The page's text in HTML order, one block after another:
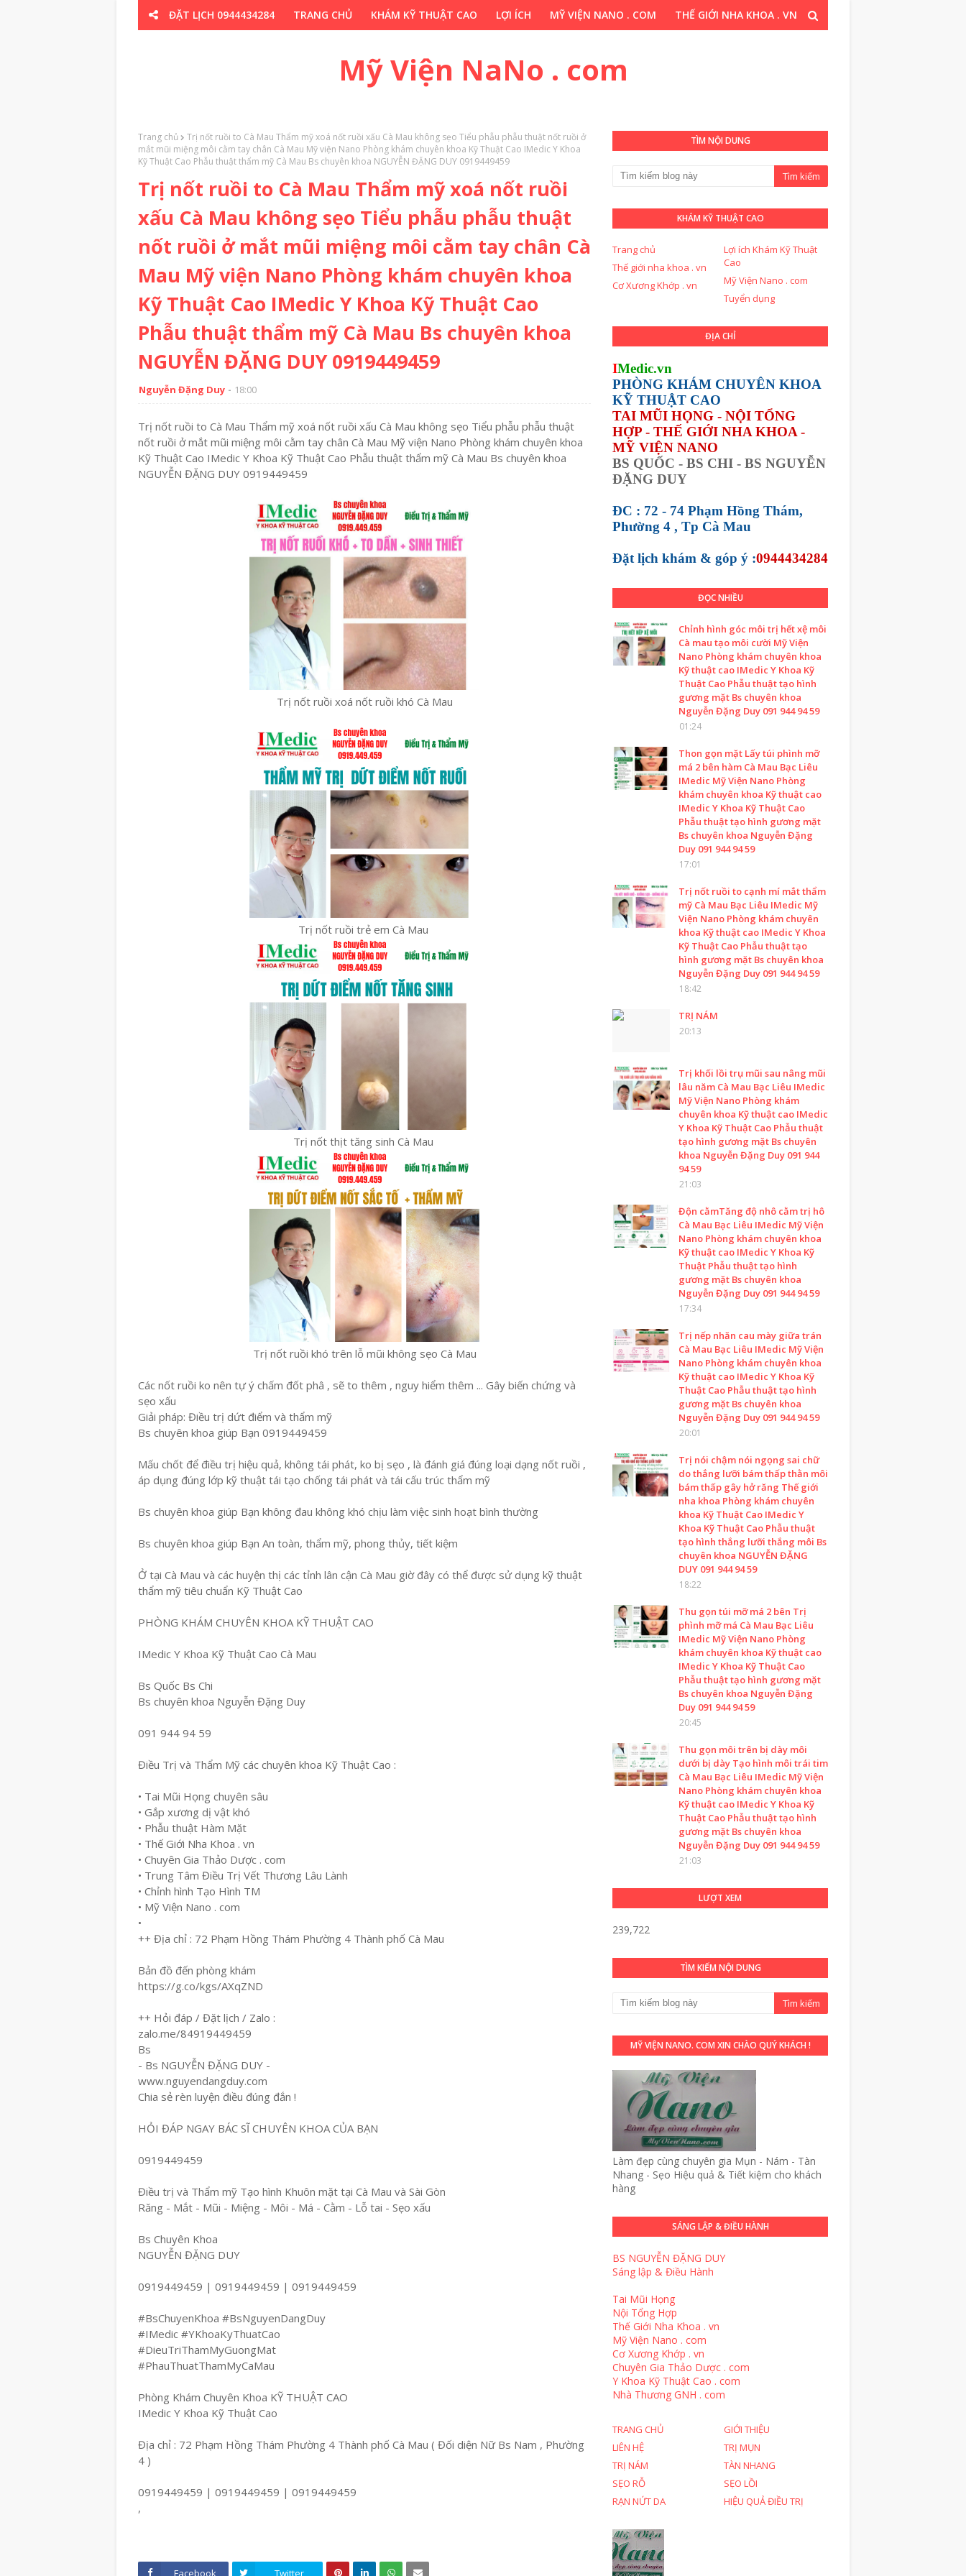
ĐẶT LỊCH 0944434284 TRANG CHỦ KHÁM KỸ THUẬT CAO LỢI ÍCH MỸ VIỆN NANO . COM THẾ GIỚI NHA KHOA . VN
Mỹ Viện NaNo . com
Trang chủ
Trị nốt ruồi to Cà Mau Thẩm mỹ xoá nốt ruồi xấu Cà Mau không sẹo Tiểu phẫu phẫu thuật nốt ruồi ở
mắt mũi miệng môi cằm tay chân Cà Mau Mỹ viện Nano Phòng khám chuyên khoa Kỹ Thuật Cao IMedic Y Khoa
Kỹ Thuật Cao Phẫu thuật thẩm mỹ Cà Mau Bs chuyên khoa NGUYỄN ĐẶNG DUY 0919449459
Trị nốt ruồi to Cà Mau Thẩm mỹ xoá nốt ruồi
xấu Cà Mau không sẹo Tiểu phẫu phẫu thuật
nốt ruồi ở mắt mũi miệng môi cằm tay chân Cà
Mau Mỹ viện Nano Phòng khám chuyên khoa
Kỹ Thuật Cao IMedic Y Khoa Kỹ Thuật Cao
Phẫu thuật thẩm mỹ Cà Mau Bs chuyên khoa
NGUYỄN ĐẶNG DUY 0919449459
Nguyễn Đặng Duy 18:00
Trị nốt ruồi to Cà Mau Thẩm mỹ xoá nốt ruồi xấu Cà Mau không sẹo Tiểu phẫu phẫu thuật
nốt ruồi ở mắt mũi miệng môi cằm tay chân Cà Mau Mỹ viện Nano Phòng khám chuyên khoa
Kỹ Thuật Cao IMedic Y Khoa Kỹ Thuật Cao Phẫu thuật thẩm mỹ Cà Mau Bs chuyên khoa
NGUYỄN ĐẶNG DUY 0919449459
Trị nốt ruồi xoá nốt ruồi khó Cà Mau
Trị nốt ruồi trẻ em Cà Mau
Trị nốt thịt tăng sinh Cà Mau
Trị nốt ruồi khó trên lỗ mũi không sẹo Cà Mau
Các nốt ruồi ko nên tự ý chấm đốt phâ , sẽ to thêm , nguy hiểm thêm ... Gây biến chứng và
sẹo xấu
Giải pháp: Điều trị dứt điểm và thẩm mỹ
Bs chuyên khoa giúp Bạn 0919449459
Mấu chốt để điều trị hiệu quả, không tái phát, ko bị sẹo , là đánh giá đúng loại dạng nốt ruồi ,
áp dụng đúng lớp kỹ thuật tái tạo chống tái phát và tái cấu trúc thẩm mỹ
Bs chuyên khoa giúp Bạn không đau không khó chịu làm việc sinh hoạt bình thường
Bs chuyên khoa giúp Bạn An toàn, thẩm mỹ, phong thủy, tiết kiệm
Ở tại Cà Mau và các huyện thị các tỉnh lân cận Cà Mau giờ đây có thể được sử dụng kỹ thuật
thẩm mỹ tiêu chuẩn Kỹ Thuật Cao
PHÒNG KHÁM CHUYÊN KHOA KỸ THUẬT CAO
IMedic Y Khoa Kỹ Thuật Cao Cà Mau
Bs Quốc Bs Chi
Bs chuyên khoa Nguyễn Đặng Duy
091 944 94 59
Điều Trị và Thẩm Mỹ các chuyên khoa Kỹ Thuật Cao :
• Tai Mũi Họng chuyên sâu
• Gắp xương dị vật khó
• Phẫu thuật Hàm Mặt
• Thế Giới Nha Khoa . vn
• Chuyên Gia Thảo Dược . com
• Trung Tâm Điều Trị Vết Thương Lâu Lành
• Chỉnh hình Tạo Hình TM
• Mỹ Viện Nano . com
•
++ Địa chỉ : 72 Phạm Hồng Thám Phường 4 Thành phố Cà Mau
Bản đồ đến phòng khám
https://g.co/kgs/AXqZND
++ Hỏi đáp / Đặt lịch / Zalo :
zalo.me/84919449459
Bs
- Bs NGUYỄN ĐẶNG DUY -
www.nguyendangduy.com
Chia sẻ rèn luyện điều đúng đắn !
HỎI ĐÁP NGAY BÁC SĨ CHUYÊN KHOA CỦA BẠN
0919449459
Điều trị và Thẩm mỹ Tạo hình Khuôn mặt tại Cà Mau và Sài Gòn
Răng - Mắt - Mũi - Miệng - Môi - Má - Cằm - Lỗ tai - Sẹo xấu
Bs Chuyên Khoa
NGUYỄN ĐẶNG DUY
0919449459 | 0919449459 | 0919449459
#BsChuyenKhoa #BsNguyenDangDuy
#IMedic #YKhoaKyThuatCao
#DieuTriThamMyGuongMat
#PhauThuatThamMyCaMau
Phòng Khám Chuyên Khoa KỸ THUẬT CAO
IMedic Y Khoa Kỹ Thuật Cao
Địa chỉ : 72 Phạm Hồng Thám Phường 4 Thành phố Cà Mau ( Đối diện Nữ Bs Nam , Phường
4 )
0919449459 | 0919449459 | 0919449459
,
Facebook Twitter
TÌM NỘI DUNG
KHÁM KỸ THUẬT CAO
Trang chủ
Lợi ích Khám Kỹ Thuật
Cao
Thế giới nha khoa . vn
Mỹ Viện Nano . com
Cơ Xương Khớp . vn
Tuyển dụng
ĐỊA CHỈ
IMedic.vn
PHÒNG KHÁM CHUYÊN KHOA
KỸ THUẬT CAO
TAI MŨI HỌNG - NỘI TỔNG
HỢP - THẾ GIỚI NHA KHOA -
MỸ VIỆN NANO
BS QUỐC - BS CHI - BS NGUYỄN
ĐẶNG DUY
ĐC : 72 - 74 Phạm Hồng Thám,
Phường 4 , Tp Cà Mau
Đặt lịch khám & góp ý :0944434284
ĐỌC NHIỀU
Chỉnh hình góc môi trị hết xệ môi
Cà mau tạo môi cười Mỹ Viện
Nano Phòng khám chuyên khoa
Kỹ thuật cao IMedic Y Khoa Kỹ
Thuật Cao Phẫu thuật tạo hình
gương mặt Bs chuyên khoa
Nguyễn Đặng Duy 091 944 94 59
01:24
Thon gọn mặt Lấy túi phình mỡ
má 2 bên hàm Cà Mau Bạc Liêu
IMedic Mỹ Viện Nano Phòng
khám chuyên khoa Kỹ thuật cao
IMedic Y Khoa Kỹ Thuật Cao
Phẫu thuật tạo hình gương mặt
Bs chuyên khoa Nguyễn Đặng
Duy 091 944 94 59
17:01
Trị nốt ruồi to cạnh mí mắt thẩm
mỹ Cà Mau Bạc Liêu IMedic Mỹ
Viện Nano Phòng khám chuyên
khoa Kỹ thuật cao IMedic Y Khoa
Kỹ Thuật Cao Phẫu thuật tạo
hình gương mặt Bs chuyên khoa
Nguyễn Đặng Duy 091 944 94 59
18:42
TRỊ NÁM
20:13
Trị khối lồi trụ mũi sau nâng mũi
lâu năm Cà Mau Bạc Liêu IMedic
Mỹ Viện Nano Phòng khám
chuyên khoa Kỹ thuật cao IMedic
Y Khoa Kỹ Thuật Cao Phẫu thuật
tạo hình gương mặt Bs chuyên
khoa Nguyễn Đặng Duy 091 944
94 59
21:03
Độn cằmTăng độ nhô cằm trị hô
Cà Mau Bạc Liêu IMedic Mỹ Viện
Nano Phòng khám chuyên khoa
Kỹ thuật cao IMedic Y Khoa Kỹ
Thuật Phẫu thuật tạo hình
gương mặt Bs chuyên khoa
Nguyễn Đặng Duy 091 944 94 59
17:34
Trị nếp nhăn cau mày giữa trán
Cà Mau Bạc Liêu IMedic Mỹ Viện
Nano Phòng khám chuyên khoa
Kỹ thuật cao IMedic Y Khoa Kỹ
Thuật Cao Phẫu thuật tạo hình
gương mặt Bs chuyên khoa
Nguyễn Đặng Duy 091 944 94 59
20:01
Trị nói chậm nói ngọng sai chữ
do thắng lưỡi bám thấp thằn môi
bám thấp gây hở răng Thế giới
nha khoa Phòng khám chuyên
khoa Kỹ Thuật Cao IMedic Y
Khoa Kỹ Thuật Cao Phẫu thuật
tạo hình thắng lưỡi thắng môi Bs
chuyên khoa NGUYỄN ĐẶNG
DUY 091 944 94 59
18:22
Thu gọn túi mỡ má 2 bên Trị
phình mỡ má Cà Mau Bạc Liêu
IMedic Mỹ Viện Nano Phòng
khám chuyên khoa Kỹ thuật cao
IMedic Y Khoa Kỹ Thuật Cao
Phẫu thuật tạo hình gương mặt
Bs chuyên khoa Nguyễn Đặng
Duy 091 944 94 59
20:45
Thu gọn môi trên bị dày môi
dưới bị dày Tạo hình môi trái tim
Cà Mau Bạc Liêu IMedic Mỹ Viện
Nano Phòng khám chuyên khoa
Kỹ thuật cao IMedic Y Khoa Kỹ
Thuật Cao Phẫu thuật tạo hình
gương mặt Bs chuyên khoa
Nguyễn Đặng Duy 091 944 94 59
21:03
LƯỢT XEM
239,722
TÌM KIẾM NỘI DUNG
MỸ VIỆN NANO. COM XIN CHÀO QUÝ KHÁCH !
Làm đẹp cùng chuyên gia Mụn - Nám - Tàn
Nhang - Sẹo Hiệu quả & Tiết kiệm cho khách
hàng
SÁNG LẬP & ĐIỀU HÀNH
BS NGUYỄN ĐẶNG DUY
Sáng lập & Điều Hành
Tai Mũi Họng
Nội Tổng Hợp
Thế Giới Nha Khoa . vn
Mỹ Viện Nano . com
Cơ Xương Khớp . vn
Chuyên Gia Thảo Dược . com
Y Khoa Kỹ Thuật Cao . com
Nhà Thương GNH . com
TRANG CHỦ
GIỚI THIỆU
LIÊN HỆ
TRỊ MỤN
TRỊ NÁM
TÀN NHANG
SẸO RỖ
SẸO LỒI
RẠN NỨT DA
HIỆU QUẢ ĐIỀU TRỊ